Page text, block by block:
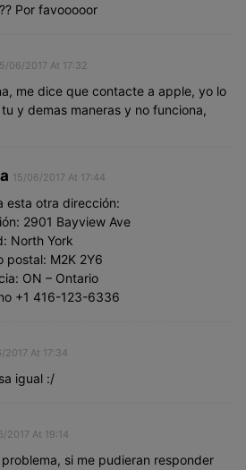
Por favooooor
06/2017 At 17:32
me dice que contacte a apple, yo lo
y demas maneras y no funciona,
15/06/2017 At 17:44
esta otra dirección:
2901 Bayview Ave
North York
postal: M2K 2Y6
ON – Ontario
+1 416-123-6336
2017 At 17:34
igual :/
2017 At 19:14
si me pudieran responder